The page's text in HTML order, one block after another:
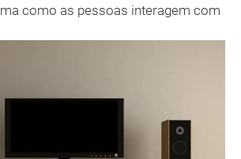
como as pessoas interagem com